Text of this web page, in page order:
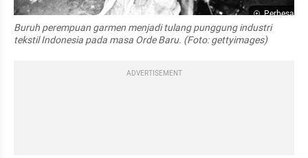
Perbesar
Buruh perempuan garmen menjadi tulang punggung industri
tekstil Indonesia pada masa Orde Baru. (Foto: gettyimages)
ADVERTISEMENT